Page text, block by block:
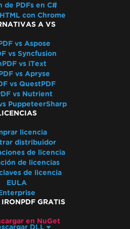
texto desordenada
licencia de ASP.NET Web
Docker de IronPdfEngine falla
Autor en Metadatos del PDF
Usando CSS
con PDF/UA
de ruta virtual
y color en PDF a imagen
IronPdf.UpdatedChrome
en Linux/WSL
a través de
de CEF/Chromium
como Tipo 3
de PDFs en C#
con Chrome
A VS
vs Aspose
vs Syncfusion
vs iText
vs Apryse
vs QuestPDF
vs Nutrient
PuppeteerSharp
licencia
distribuidor
de licencia
de licencias
de licencia
EULA
IRONPDF GRATIS
en NuGet
DLL